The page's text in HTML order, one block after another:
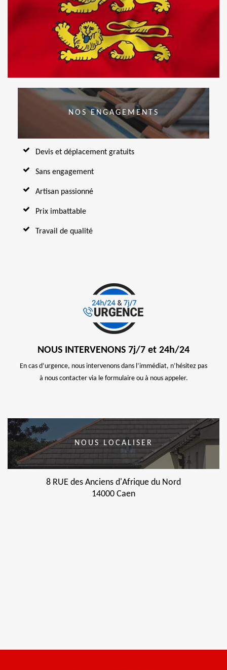
NOS ENGAGEMENTS
Devis et déplacement gratuits
Sans engagement
Artisan passionné
Prix imbattable
Travail de qualité
NOUS INTERVENONS 7j/7 et 24h/24
En cas d’urgence, nous intervenons dans l’immédiat, n’hésitez pas
à nous contacter via le formulaire ou à nous appeler.
NOUS LOCALISER
8 RUE des Anciens d'Afrique du Nord
14000 Caen